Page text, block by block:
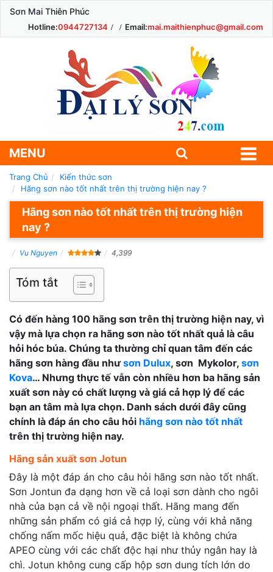
Sơn Mai Thiên Phúc
Hotline:0944727134 Email:mai.maithienphuc@gmail.com
MENU
Trang Chủ
Kiến thức sơn
Hãng sơn nào tốt nhất trên thị trường hiện nay ?
Hãng sơn nào tốt nhất trên thị trường hiện
nay ?
Vu Nguyen 4,399
Tóm tắt
Có đến hàng 100 hãng sơn trên thị trường hiện nay, vì
vậy mà lựa chọn ra hãng sơn nào tốt nhất quả là câu
hỏi hóc búa. Chúng ta thường chỉ quan tâm đến các
hãng sơn hàng đầu nhưsơn Dulux, sơn Mykolor, sơn
Kova… Nhưng thực tế vẫn còn nhiều hơn ba hãng sản
xuất sơn này có chất lượng và giá cả hợp lý để các
bạn an tâm mà lựa chọn. Danh sách dưới đây cũng
chính là đáp án cho câu hỏi hãng sơn nào tốt nhất
trên thị trường hiện nay.
Hãng sản xuất sơn Jotun
Đây là một đáp án cho câu hỏi hãng sơn nào tốt nhất.
Sơn Jontun đa dạng hơn về cả loại sơn dành cho ngôi
nhà của bạn cả về nội ngoại thất. Hãng mang đến
những sản phẩm có giá cả hợp lý, cùng với khả năng
chống nấm mốc hiệu quả, đặc biệt là không chứa
APEO cùng với các chất độc hại như thủy ngân hay là
chì. Jotun không cung cấp hộp sơn dung tích lớn do